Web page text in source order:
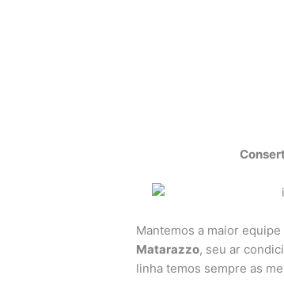
Mantemos a maior
Matarazzo, seu ar
linha temos sempre as